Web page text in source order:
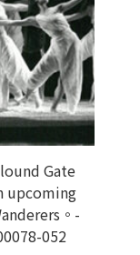
Gate
upcoming
。-
052